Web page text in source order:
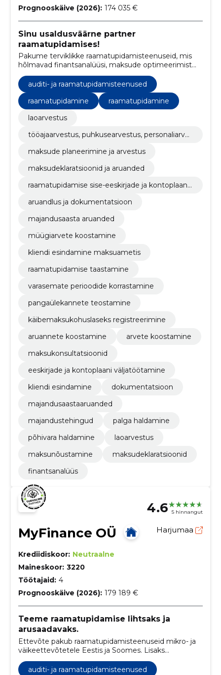
Prognooskäive (2026): 174 035 €
Sinu usaldusväärne partner
raamatupidamises!
Pakume terviklikke raamatupidamisteenuseid, mis
hõlmavad finantsanalüüsi, maksude optimeerimist
ning professionaalset nõustamist, aidates teil
keskenduda oma äri olulistele aspektidele.
auditi- ja raamatupidamisteenused
raamatupidamine
raamatupidamine
laoarvestus
tööajaarvestus, puhkusearvestus, personaliarves
maksude planeerimine ja arvestus
maksudeklaratsioonid ja aruanded
raamatupidamise sise-eeskirjade ja kontoplaani
aruandlus ja dokumentatsioon
majandusaasta aruanded
müügiarvete koostamine
kliendi esindamine maksuametis
raamatupidamise taastamine
varasemate perioodide korrastamine
pangaülekannete teostamine
käibemaksukohuslaseks registreerimine
aruannete koostamine
arvete koostamine
maksukonsultatsioonid
eeskirjade ja kontoplaani väljatöötamine
kliendi esindamine
dokumentatsioon
majandusaastaaruanded
majandustehingud
palga haldamine
põhivara haldamine
laoarvestus
maksunõustamine
maksudeklaratsioonid
finantsanalüüs
4.6 5 hinnangut
MyFinance OÜ Harjumaa
Krediidiskoor: Neutraalne
Maineskoor: 3220
Töötajaid: 4
Prognooskäive (2026): 179 189 €
Teeme raamatupidamise lihtsaks ja
arusaadavaks.
Ettevõte pakub raamatupidamisteenuseid mikro- ja
väikeettevõtetele Eestis ja Soomes. Lisaks
toetatakse kliente ettevõtte asutamisel ning
äritegevuse nõustamisel.
auditi- ja raamatupidamisteenused